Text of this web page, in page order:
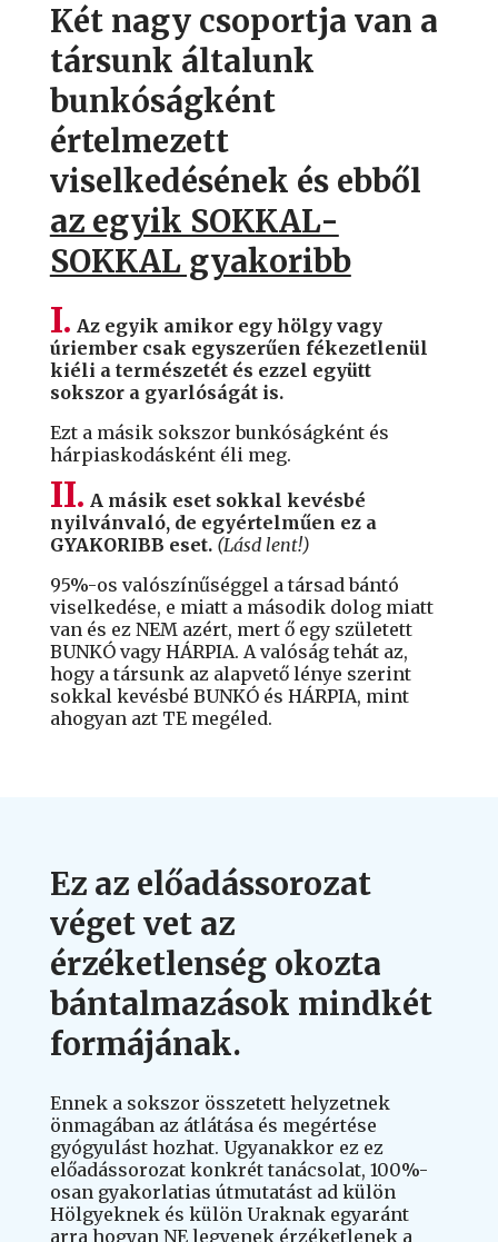
Két nagy csoportja van a
társunk általunk
bunkóságként
értelmezett
viselkedésének és ebből
az egyik SOKKAL-
SOKKAL gyakoribb
I. Az egyik amikor egy hölgy vagy
úriember csak egyszerűen fékezetlenül
kiéli a természetét és ezzel együtt
sokszor a gyarlóságát is.
Ezt a másik sokszor bunkóságként és
hárpiaskodásként éli meg.
II. A másik eset sokkal kevésbé
nyilvánvaló, de egyértelműen ez a
GYAKORIBB eset. (Lásd lent!)
95%-os valószínűséggel a társad bántó
viselkedése, e miatt a második dolog miatt
van és ez NEM azért, mert ő egy született
BUNKÓ vagy HÁRPIA. A valóság tehát az,
hogy a társunk az alapvető lénye szerint
sokkal kevésbé BUNKÓ és HÁRPIA, mint
ahogyan azt TE megéled.
Ez az előadássorozat
véget vet az
érzéketlenség okozta
bántalmazások mindkét
formájának.
Ennek a sokszor összetett helyzetnek
önmagában az átlátása és megértése
gyógyulást hozhat. Ugyanakkor ez ez
előadássorozat konkrét tanácsolat, 100%-
osan gyakorlatias útmutatást ad külön
Hölgyeknek és külön Uraknak egyaránt
arra hogyan NE legyenek érzéketlenek a